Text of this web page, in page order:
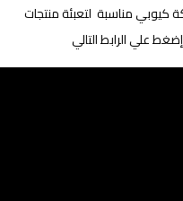
مناسبة لتعبئة منتجات
علي الرابط التالي